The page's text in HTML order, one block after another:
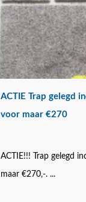
ACTIE Trap gelegd
voor maar €270
ACTIE!!! Trap gelegd
maar €270,-. ...